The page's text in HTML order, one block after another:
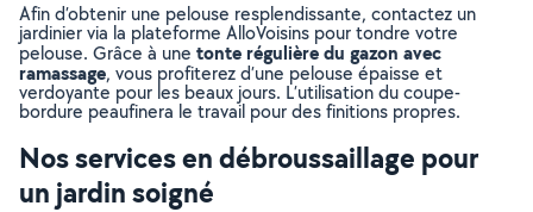
Afin d’obtenir une pelouse resplendissante, contactez un
jardinier via la plateforme AlloVoisins pour tondre votre
pelouse. Grâce à une tonte régulière du gazon avec
ramassage, vous profiterez d’une pelouse épaisse et
verdoyante pour les beaux jours. L’utilisation du coupe-
bordure peaufinera le travail pour des finitions propres.
Nos services en débroussaillage pour
un jardin soigné